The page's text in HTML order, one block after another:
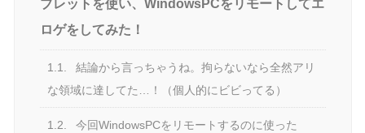
ブレットを使い、WindowsPCをリモートしてエ
ロゲをしてみた！
1.1.
結論から言っちゃうね。拘らないなら全然アリ
な領域に達してた…！（個人的にビビってる）
1.2.
今回WindowsPCをリモートするのに使った